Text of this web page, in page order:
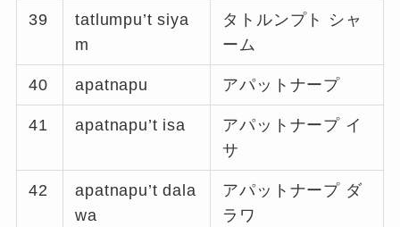
39
tatlumpu’t siya
m
タトルンプト シャ
ーム
40 apatnapu アパットナープ
41 apatnapu’t isa
アパットナープ イ
サ
42
apatnapu’t dala
wa
アパットナープ ダ
ラワ